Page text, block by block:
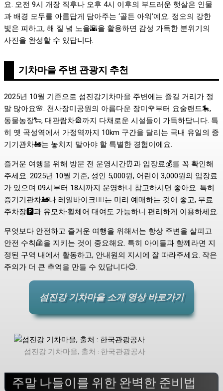
요. 오전 9시 개장 직후나 오후 4시 이후의 부드러운 햇살은 인물
과 배경 모두를 아름답게 담아주는 ‘골든 아워’예요. 정오의 강한
빛은 피하고, 해 질 녘 노을🌇을 활용하면 감성 가득한 분위기의
사진을 완성할 수 있답니다.
기차마을 주변 관광지 추천
2025년 10월 기준으로 섬진강기차마을 주변에는 즐길 거리가 정
말 많아요🌸. 천사장미공원의 아름다운 장미🌹부터 요술랜드🎠,
동물농장🐑, 대관람차🎡까지 다채로운 시설들이 가득하답니다. 특
히 옛 곡성역에서 가정역까지 10km 구간을 달리는 국내 유일의 증
기기관차🚂는 놓치지 말아야 할 특별한 경험이에요.
즐거운 여행을 위해 방문 전 운영시간⏰과 입장료💰를 꼭 확인해
주세요. 2025년 10월 기준, 성인 5,000원, 어린이 3,000원의 입장료
가 있으며 09시부터 18시까지 운영하니 참고하시면 좋아요. 특히
증기기관차🚂나 레일바이크🚴‍♂️는 미리 예매하는 것이 좋고, 무료
주차장🅿️과 유모차·휠체어 대여도 가능하니 편리하게 이용하세요.
무엇보다 안전하고 즐거운 여행을 위해서는 항상 주변을 살피고
안전 수칙🦺을 지키는 것이 중요해요. 특히 아이들과 함께라면 지
정된 구역 내에서 활동하고, 안내원의 지시에 잘 따라주세요. 작은
주의가 더 큰 추억을 만들 수 있답니다😊.
섬진강 기차마을 소개 영상 바로가기
섬진강 기차마을, 출처 : 한국관광공사
주말 나들이를 위한 완벽한 준비법